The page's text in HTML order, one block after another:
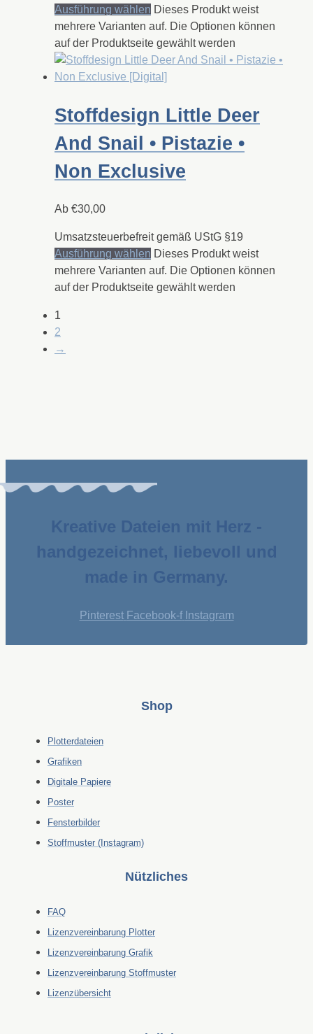
Ausführung wählen Dieses Produkt weist
mehrere Varianten auf. Die Optionen können
auf der Produktseite gewählt werden
Stoffdesign Little Deer
And Snail • Pistazie •
Non Exclusive
Ab €30,00
Umsatzsteuerbefreit gemäß UStG §19
Ausführung wählen Dieses Produkt weist
mehrere Varianten auf. Die Optionen können
auf der Produktseite gewählt werden
1
2
→
Kreative Dateien mit Herz -
handgezeichnet, liebevoll und
made in Germany.
Pinterest Facebook-f Instagram
Shop
Plotterdateien
Grafiken
Digitale Papiere
Poster
Fensterbilder
Stoffmuster (Instagram)
Nützliches
FAQ
Lizenzvereinbarung Plotter
Lizenzvereinbarung Grafik
Lizenzvereinbarung Stoffmuster
Lizenzübersicht